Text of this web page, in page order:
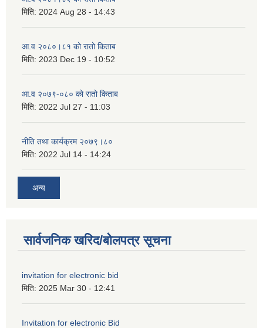
मिति: 2024 Aug 28 - 14:43
आ.व २०८०।८१ को रातो किताब
मिति: 2023 Dec 19 - 10:52
आ.व २०७९-०८० को रातो किताब
मिति: 2022 Jul 27 - 11:03
नीति तथा कार्यक्रम २०७९।८०
मिति: 2022 Jul 14 - 14:24
अन्य
सार्वजनिक खरिद/बोलपत्र सूचना
invitation for electronic bid
मिति: 2025 Mar 30 - 12:41
Invitation for electronic Bid